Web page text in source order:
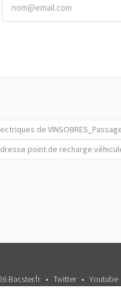
de
point de recharge
Bacster.fr Twitter Youtube